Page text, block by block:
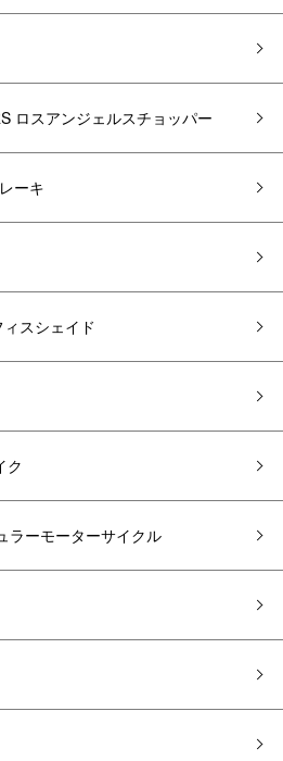
ロスアンジェルスチョッパー
ーキ
スシェイド
ク
ラーモーターサイクル